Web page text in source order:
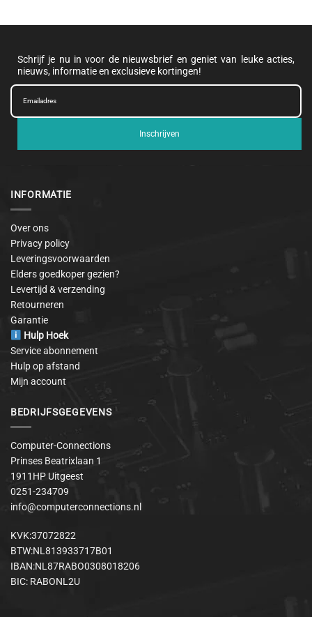
Schrijf je nu in voor de nieuwsbrief en geniet van leuke acties,
nieuws, informatie en exclusieve kortingen!
Inschrijven
INFORMATIE
Over ons
Privacy policy
Leveringsvoorwaarden
Elders goedkoper gezien?
Levertijd & verzending
Retourneren
Garantie
Hulp Hoek
Service abonnement
Hulp op afstand
Mijn account
BEDRIJFSGEGEVENS
Computer-Connections
Prinses Beatrixlaan 1
1911HP Uitgeest
0251-234709
info@computerconnections.nl
KVK:37072822
BTW:NL813933717B01
IBAN:NL87RABO0308018206
BIC: RABONL2U